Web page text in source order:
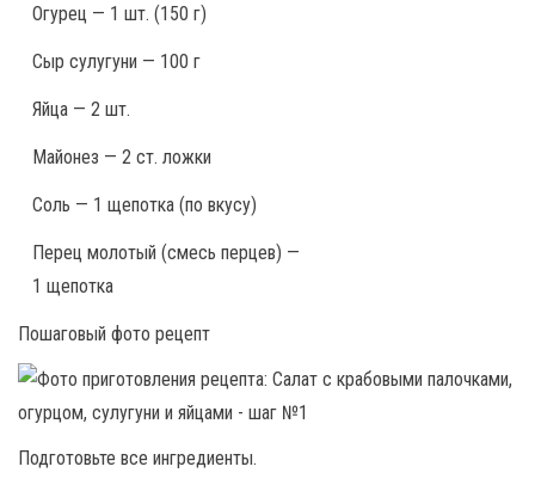
Огурец — 1 шт. (150 г)
Сыр сулугуни — 100 г
Яйца — 2 шт.
Майонез — 2 ст. ложки
Соль — 1 щепотка (по вкусу)
Перец молотый (смесь перцев) —
1 щепотка
Пошаговый фото рецепт
Подготовьте все ингредиенты.